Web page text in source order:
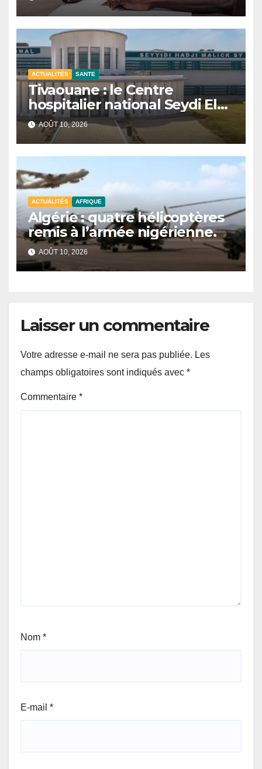
ACTUALITÉS SANTE
Tivaouane : le Centre
hospitalier national Seydi El
Hadji Malick Sy mis en service.
AOÛT 10, 2026
ACTUALITÉS AFRIQUE
Algérie : quatre hélicoptères
remis à l’armée nigérienne.
AOÛT 10, 2026
Laisser un commentaire
Votre adresse e-mail ne sera pas publiée. Les
champs obligatoires sont indiqués avec *
Commentaire *
Nom *
E-mail *